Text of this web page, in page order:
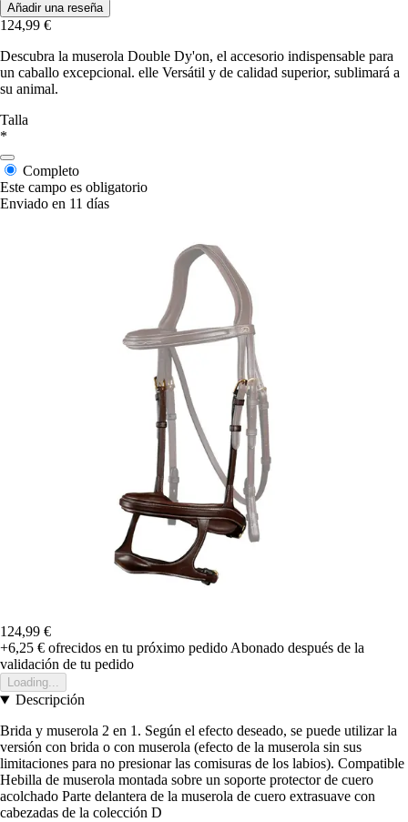
Añadir una reseña
124,99 €
Descubra la muserola Double Dy'on, el accesorio indispensable para
un caballo excepcional. elle Versátil y de calidad superior, sublimará a
su animal.
Talla
*
Completo
Este campo es obligatorio
Enviado en 11 días
124,99 €
+6,25 € ofrecidos en tu próximo pedido Abonado después de la
validación de tu pedido
Loading...
Descripción
Brida y muserola 2 en 1. Según el efecto deseado, se puede utilizar la
versión con brida o con muserola (efecto de la muserola sin sus
limitaciones para no presionar las comisuras de los labios). Compatible
Hebilla de muserola montada sobre un soporte protector de cuero
acolchado Parte delantera de la muserola de cuero extrasuave con
cabezadas de la colección D